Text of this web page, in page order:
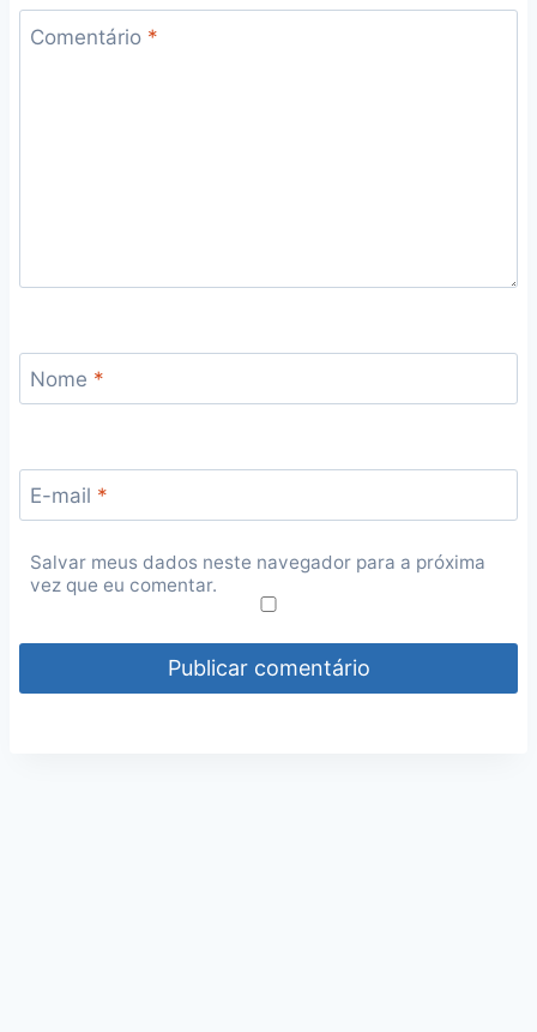
Comentário *
Nome *
E-mail *
Salvar meus dados neste navegador para a próxima
vez que eu comentar.